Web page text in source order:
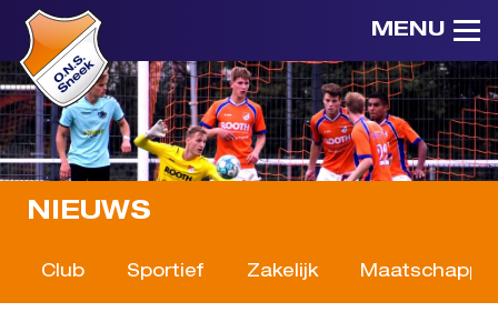
MENU
NIEUWS
Club Sportief Zakelijk